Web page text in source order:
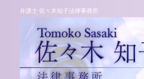
弁護士 佐々木知子法律事務所